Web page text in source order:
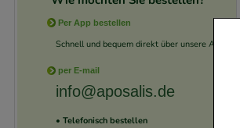
Per App bestellen
Schnell und bequem direkt über unsere App.
per E-mail
info@aposalis.de
• Telefonisch bestellen